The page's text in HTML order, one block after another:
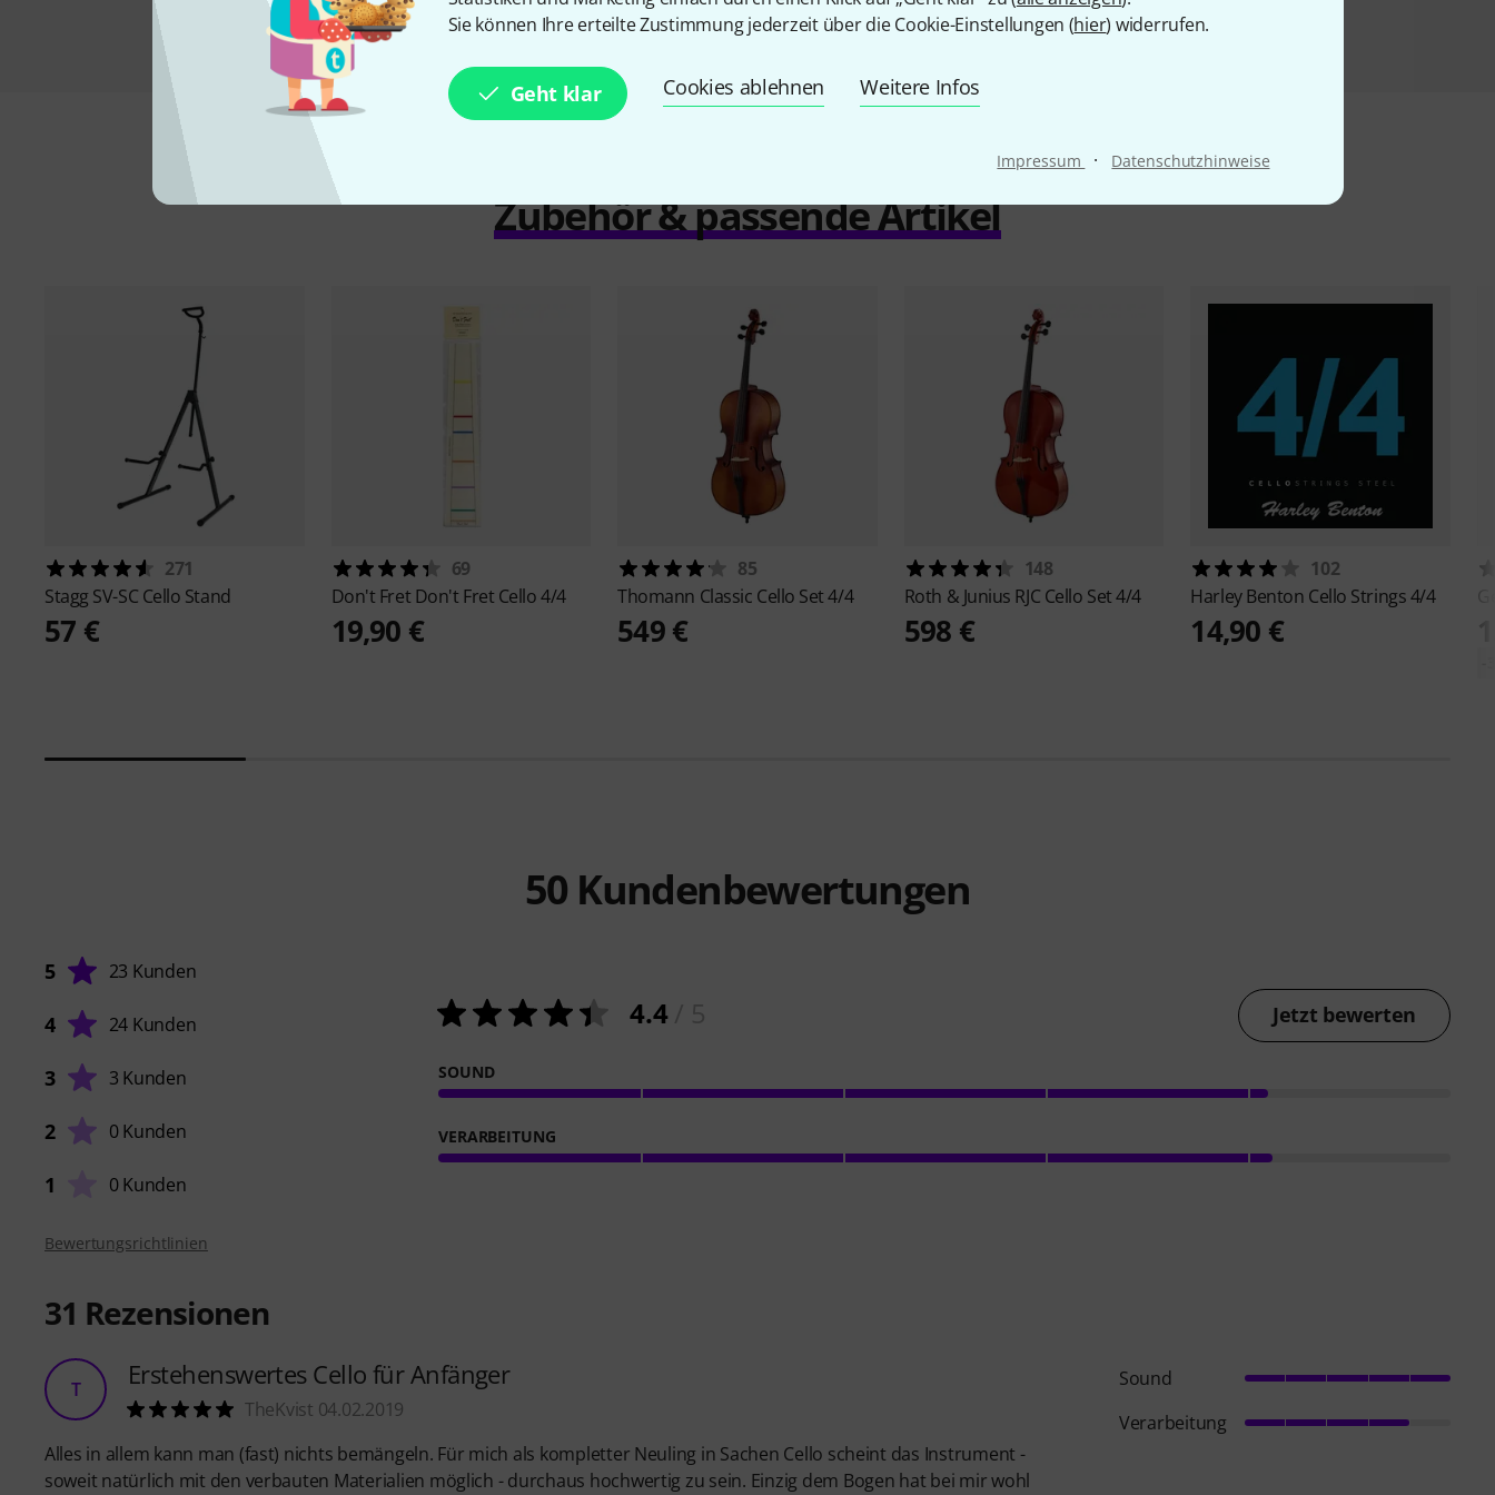
Sie können Ihre erteilte Zustimmung jederzeit über die Cookie-Einstellungen (hier) widerrufen.
Geht klar Cookies ablehnen Weitere Infos
Impressum · Datenschutzhinweise
Vergleichen
Zubehör & passende Artikel
271
Stagg SV-SC Cello Stand
57 €
69
Don't Fret Don't Fret Cello 4/4
19,90 €
85
Thomann Classic Cello Set 4/4
549 €
148
Roth & Junius RJC Cello Set 4/4
598 €
102
Harley Benton Cello Strings 4/4
14,90 €
50 Kundenbewertungen
5 23 Kunden
4 24 Kunden
3 3 Kunden
2 0 Kunden
1 0 Kunden
4.4/ 5 Jetzt bewerten
SOUND
VERARBEITUNG
Bewertungsrichtlinien
31 Rezensionen
T Erstehenswertes Cello für Anfänger
TheKvist 04.02.2019
Alles in allem kann man (fast) nichts bemängeln. Für mich als kompletter Neuling in Sachen Cello scheint das Instrument -
soweit natürlich mit den verbauten Materialien möglich - durchaus hochwertig zu sein. Einzig dem Bogen hat bei mir wohl
Sound
Verarbeitung